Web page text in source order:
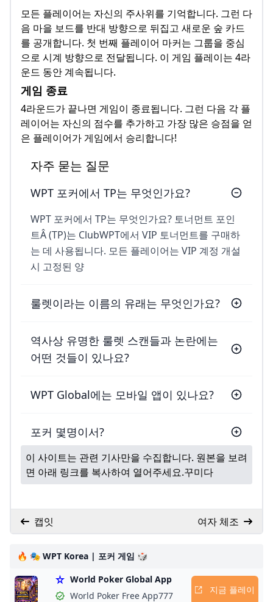
모든 플레이어는 자신의 주사위를 기억합니다. 그런 다
음 마을 보드를 반대 방향으로 뒤집고 새로운 숲 카드
를 공개합니다. 첫 번째 플레이어 마커는 그룹을 중심
으로 시계 방향으로 전달됩니다. 이 게임 플레이는 4라
운드 동안 계속됩니다.
게임 종료
4라운드가 끝나면 게임이 종료됩니다. 그런 다음 각 플
레이어는 자신의 점수를 추가하고 가장 많은 승점을 얻
은 플레이어가 게임에서 승리합니다!
자주 묻는 질문
WPT 포커에서 TP는 무엇인가요?
WPT 포커에서 TP는 무엇인가요? 토너먼트 포인
트Â (TP)는 ClubWPT에서 VIP 토너먼트를 구매하
는 데 사용됩니다. 모든 플레이어는 VIP 계정 개설
시 고정된 양
룰렛이라는 이름의 유래는 무엇인가요?
역사상 유명한 룰렛 스캔들과 논란에는
어떤 것들이 있나요?
WPT Global에는 모바일 앱이 있나요?
포커 몇명이서?
이 사이트는 관련 기사만을 수집합니다. 원본을 보려
면 아래 링크를 복사하여 열어주세요.꾸미다
캡잇 여자 체조
🔥 🎭 WPT Korea | 포커 게임 🎲
World Poker Global App
World Poker Free App777
지금 플레이